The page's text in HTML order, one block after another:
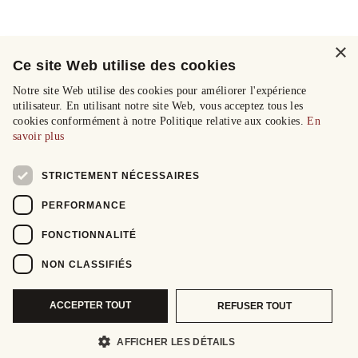
×
Ce site Web utilise des cookies
Notre site Web utilise des cookies pour améliorer l'expérience
utilisateur. En utilisant notre site Web, vous acceptez tous les
cookies conformément à notre Politique relative aux cookies.En
savoir plus
STRICTEMENT NÉCESSAIRES
PERFORMANCE
FONCTIONNALITÉ
NON CLASSIFIÉS
ACCEPTER TOUT REFUSER TOUT
AFFICHER LES DÉTAILS